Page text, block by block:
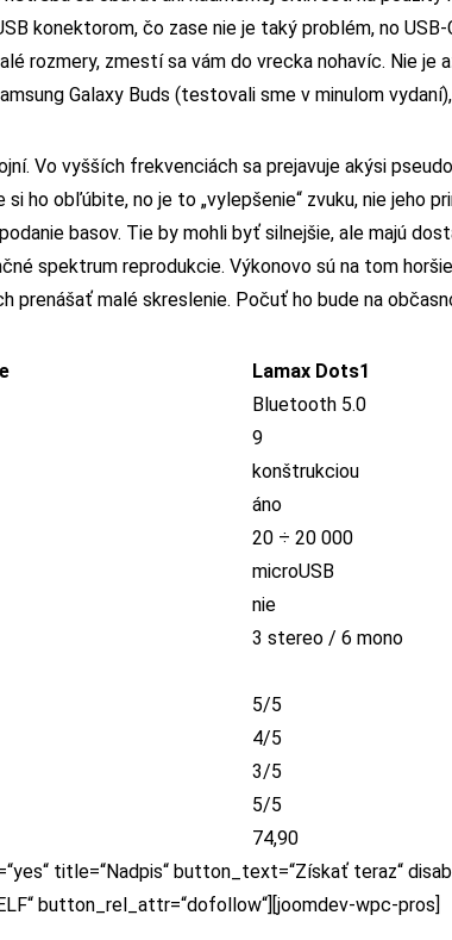
konektorom, čo zase nie je taký problém, no
rozmery, zmestí sa vám do vrecka nohavíc. Nie je
Galaxy Buds (testovali sme v minulom
Vo vyšších frekvenciách sa prejavuje akýsi
ho obľúbite, no je to „vylepšenie“ zvuku, nie jeho
basov. Tie by mohli byť silnejšie, ale majú
spektrum reprodukcie. Výkonovo sú na tom
prenášať malé skreslenie. Počuť ho bude na
Lamax Dots1
Bluetooth 5.0
9
konštrukciou
áno
20 ÷ 20 000
microUSB
nie
3 stereo / 6 mono
5/5
4/5
3/5
5/5
74,90
title=“Nadpis“ button_text=“Získať teraz“
button_rel_attr=“dofollow“][joomdev-wpc-pros]